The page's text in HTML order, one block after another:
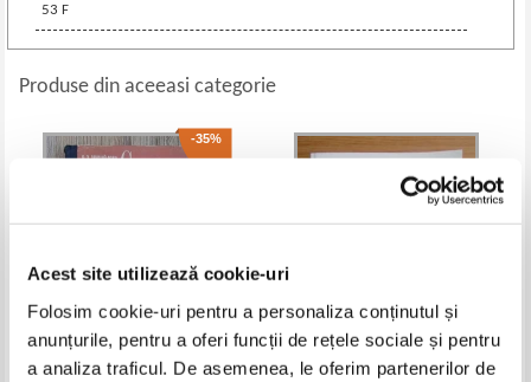
Acest site utilizează cookie-uri
Folosim cookie-uri pentru a personaliza conținutul și
anunțurile, pentru a oferi funcții de rețele sociale și pentru
a analiza traficul. De asemenea, le oferim partenerilor de
53 F
Produse din aceeasi categorie
-35%